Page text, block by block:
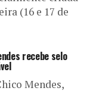
(16 e 17 de
recebe selo
Mendes,